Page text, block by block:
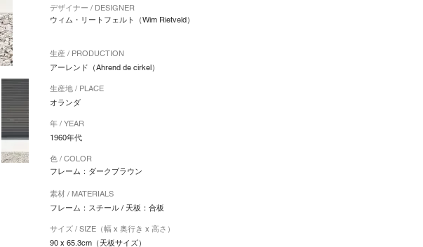
デザイナー / DESIGNER
ウィム・リートフェルト（Wim Rietveld）
生産 / PRODUCTION
アーレンド（Ahrend de cirkel）
生産地 / PLACE
オランダ
年 / YEAR
1960年代
色 / COLOR
フレーム：ダークブラウン
素材 / MATERIALS
フレーム：スチール / 天板：合板
サイズ / SIZE（幅 x 奥行き x 高さ）
90 x 65.3cm（天板サイズ）